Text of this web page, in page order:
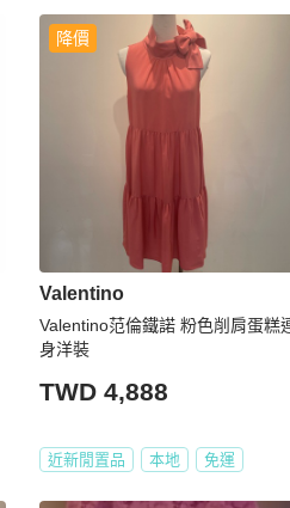
降價
Valentino
Valentino范倫鐵諾 粉色削肩蛋糕連
身洋裝
TWD 4,888
近新閒置品 本地 免運